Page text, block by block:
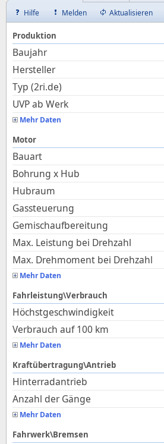
Hilfe
Melden Aktualisieren
Produktion
Baujahr
Hersteller
Typ (2ri.de)
UVP ab Werk
Mehr Daten
Motor
Bauart
Bohrung x Hub
Hubraum
Gassteuerung
Gemischaufbereitung
Max. Leistung bei Drehzahl
Max. Drehmoment bei Drehzahl
Mehr Daten
Fahrleistung\Verbrauch
Höchstgeschwindigkeit
Verbrauch auf 100 km
Mehr Daten
Kraftübertragung\Antrieb
Hinterradantrieb
Anzahl der Gänge
Mehr Daten
Fahrwerk\Bremsen